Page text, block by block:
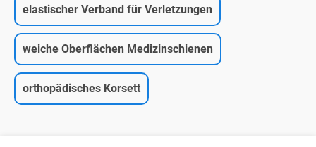
elastischer Verband für Verletzungen
weiche Oberflächen Medizinschienen
orthopädisches Korsett